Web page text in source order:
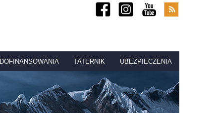
DOFINANSOWANIA TATERNIK UBEZPIECZENIA